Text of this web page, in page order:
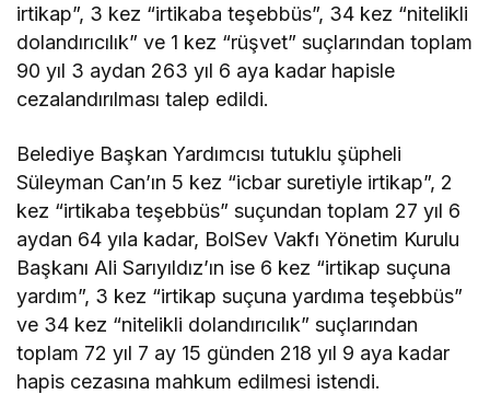
irtikap”, 3 kez “irtikaba teşebbüs”, 34 kez “nitelikli
dolandırıcılık” ve 1 kez “rüşvet” suçlarından toplam
90 yıl 3 aydan 263 yıl 6 aya kadar hapisle
cezalandırılması talep edildi.
Belediye Başkan Yardımcısı tutuklu şüpheli
Süleyman Can’ın 5 kez “icbar suretiyle irtikap”, 2
kez “irtikaba teşebbüs” suçundan toplam 27 yıl 6
aydan 64 yıla kadar, BolSev Vakfı Yönetim Kurulu
Başkanı Ali Sarıyıldız’ın ise 6 kez “irtikap suçuna
yardım”, 3 kez “irtikap suçuna yardıma teşebbüs”
ve 34 kez “nitelikli dolandırıcılık” suçlarından
toplam 72 yıl 7 ay 15 günden 218 yıl 9 aya kadar
hapis cezasına mahkum edilmesi istendi.